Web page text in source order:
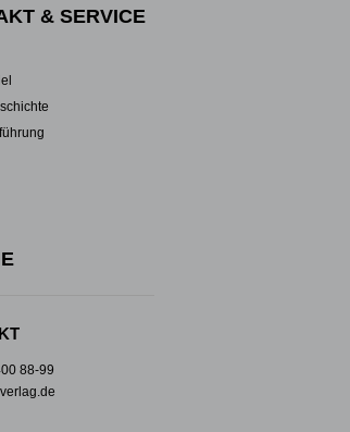
& SERVICE
88-99